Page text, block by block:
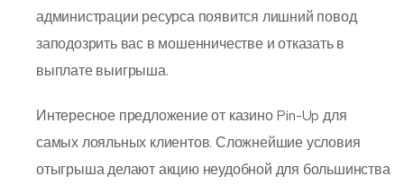
администрации ресурса появится лишний повод
заподозрить вас в мошенничестве и отказать в
выплате выигрыша.
Интересное предложение от казино Pin-Up для
самых лояльных клиентов. Сложнейшие условия
отыгрыша делают акцию неудобной для большинства